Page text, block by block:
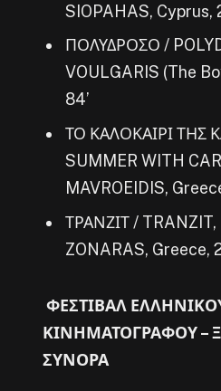
SIOPAHAS, Cyprus,
ΠΟΛΥΔΡΟΣΟ /
VOULGARIS (The
84’
ΤΟ ΚΑΛΟΚΑΙΡΙ ΤΗΣ
SUMMER WITH
MAVROEIDIS,
ΤΡΑΝΖΙΤ / TRANZIT,
ZONARAS, Greece,
ΦΕΣΤΙΒΑΛ
ΚΙΝΗΜΑΤΟΓΡΑΦΟΥ –
ΣΥΝΟΡΑ